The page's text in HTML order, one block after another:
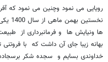
رویایی می نمود وچنین می نمود که
ها ونیایش ها و فرمانبرداری از
بهانه زیبا جای آن داشت که با
خداوندی بسایم و سجده شکر